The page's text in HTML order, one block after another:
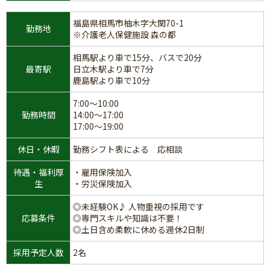
勤務地
福島県相馬市柚木字大関70-1
※介護老人保健施設 森の都
最寄駅
相馬駅より車で15分、バスで20分
日立木駅より車で7分
鹿島駅より車で10分
勤務時間
7:00～10:00
14:00～17:00
17:00～19:00
休日・休暇
勤務シフト表による 応相談
待遇・福利厚
生
・雇用保険加入
・労災保険加入
応募条件
◎未経験OK♪ 人物重視の採用です
◎専門スキルや知識は不要！
◎土日含め柔軟に休める週休2日制
採用予定人数
2名